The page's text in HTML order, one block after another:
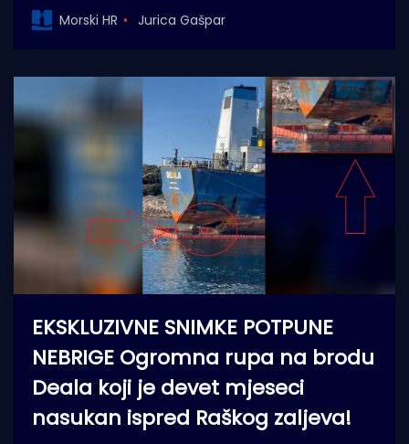
Morski HR Jurica Gašpar
EKSKLUZIVNE SNIMKE POTPUNE
NEBRIGE Ogromna rupa na brodu
Deala koji je devet mjeseci
nasukan ispred Raškog zaljeva!